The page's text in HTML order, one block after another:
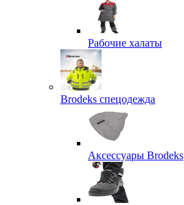
Рабочие халаты
Brodeks спецодежда
Аксессуары Brodeks